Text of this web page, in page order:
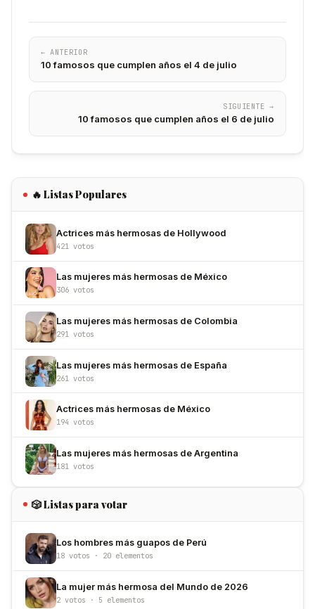
← ANTERIOR
10 famosos que cumplen años el 4 de julio
SIGUIENTE →
10 famosos que cumplen años el 6 de julio
🔥 Listas Populares
Actrices más hermosas de Hollywood
421 votos
Las mujeres más hermosas de México
306 votos
Las mujeres más hermosas de Colombia
291 votos
Las mujeres más hermosas de España
261 votos
Actrices más hermosas de México
194 votos
Las mujeres más hermosas de Argentina
181 votos
🎲 Listas para votar
Los hombres más guapos de Perú
18 votos · 20 elementos
La mujer más hermosa del Mundo de 2026
2 votos · 5 elementos